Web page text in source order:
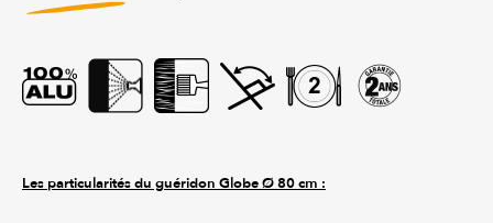
Les particularités du guéridon Globe Ø 80 cm :